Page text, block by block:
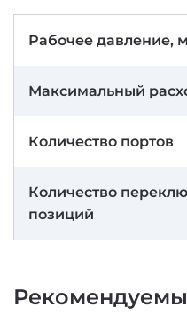
Рабочее давление,
Максимальный
Количество портов
Количество
позиций